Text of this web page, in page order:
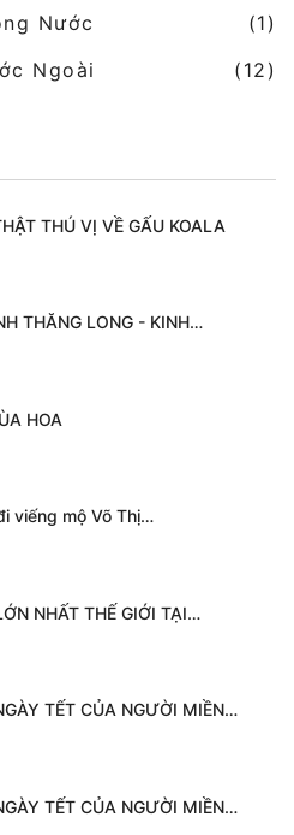
Nước
(1)
Ngoài
(12)
THÚ VỊ VỀ GẤU KOALA
THĂNG LONG - KINH…
HOA
viếng mộ Võ Thị…
NHẤT THẾ GIỚI TẠI…
TẾT CỦA NGƯỜI MIỀN…
TẾT CỦA NGƯỜI MIỀN…